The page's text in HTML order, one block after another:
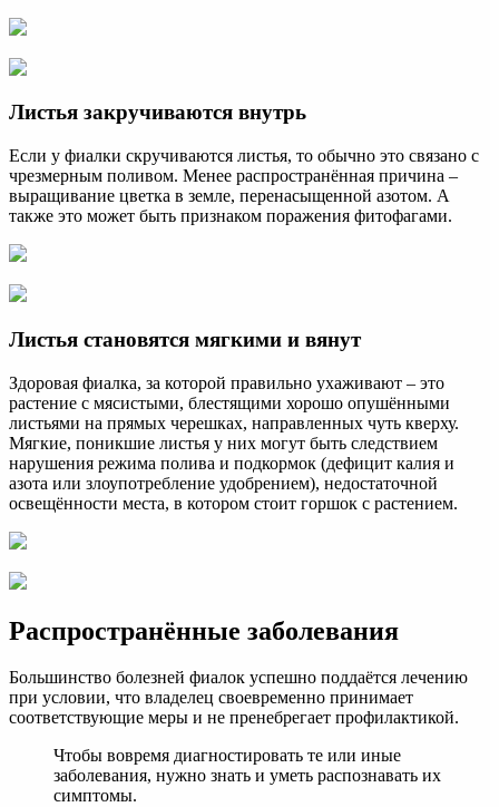
Листья закручиваются внутрь
Если у фиалки скручиваются листья, то обычно это связано с
чрезмерным поливом. Менее распространённая причина –
выращивание цветка в земле, перенасыщенной азотом. А
также это может быть признаком поражения фитофагами.
Листья становятся мягкими и вянут
Здоровая фиалка, за которой правильно ухаживают – это
растение с мясистыми, блестящими хорошо опушёнными
листьями на прямых черешках, направленных чуть кверху.
Мягкие, поникшие листья у них могут быть следствием
нарушения режима полива и подкормок (дефицит калия и
азота или злоупотребление удобрением), недостаточной
освещённости места, в котором стоит горшок с растением.
Распространённые заболевания
Большинство болезней фиалок успешно поддаётся лечению
при условии, что владелец своевременно принимает
соответствующие меры и не пренебрегает профилактикой.
Чтобы вовремя диагностировать те или иные
заболевания, нужно знать и уметь распознавать их
симптомы.